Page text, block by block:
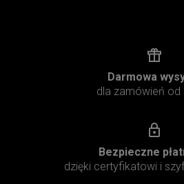
Darmowa
dla zamówień od
Bezpieczne
dzięki certyfikatowi i